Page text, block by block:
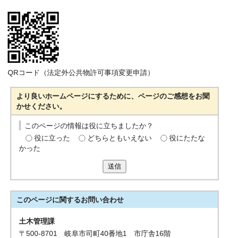
QRコード（法定外公共物許可事項変更申請）
より良いホームページにするために、ページのご感想をお聞
かせください。
このページの情報は役に立ちましたか？
役に立った
どちらともいえない
役にたたな
かった
送信
このページに関するお問い合わせ
土木管理課
〒500-8701 岐阜市司町40番地1 市庁舎16階